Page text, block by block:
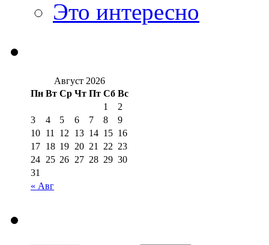
Это интересно
Август 2026
Пн Вт Ср Чт Пт Сб Вс
« Авг
1
2
3
4 5 6 7 8
9
10 11 12 13 14 15 16
17 18 19 20 21 22 23
24 25 26 27 28 29 30
31